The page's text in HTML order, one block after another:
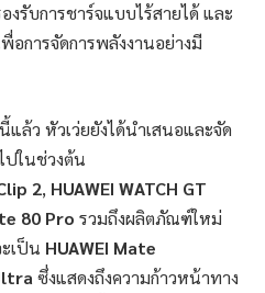
รับการชาร์จแบบไร้สายได้ และ
อการจัดการพลังงานอย่างมี
ล้ว หัวเว่ยยังได้นำเสนอและจัด
ปในช่วงต้น
2, HUAWEI WATCH GT
80 Pro รวมถึงผลิตภัณฑ์ใหม่
เป็น HUAWEI Mate
ซึ่งแสดงถึงความก้าวหน้าทาง